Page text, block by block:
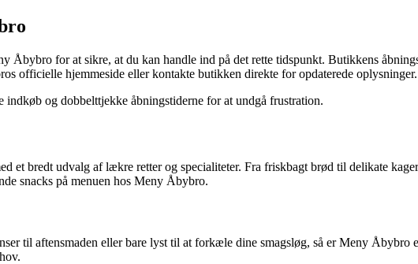
Åbybro for at sikre, at du kan handle ind på det rette tidspunkt. Butikkens
officielle hjemmeside eller kontakte butikken direkte for opdaterede oplysninger.
og dobbelttjekke åbningstiderne for at undgå frustration.
et bredt udvalg af lækre retter og specialiteter. Fra friskbagt brød til delikate
snacks på menuen hos Meny Åbybro.
til aftensmaden eller bare lyst til at forkæle dine smagsløg, så er Meny